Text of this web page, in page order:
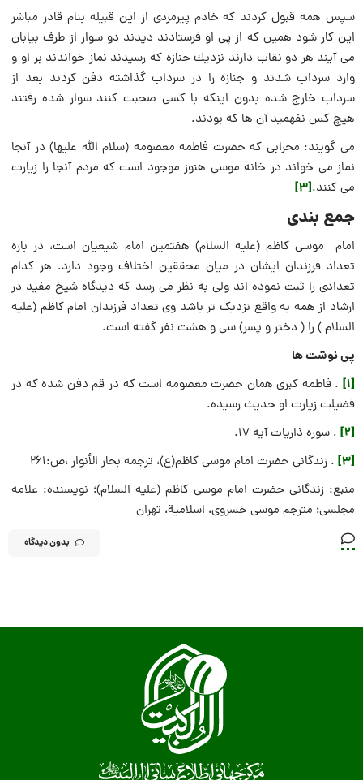
سپس همه قبول كردند كه خادم پیرمردى از این قبیله بنام قادر مباشر
این كار شود همین كه از پى او فرستادند دیدند دو سوار از طرف بیابان
مى‏ آیند هر دو نقاب دارند نزدیك جنازه كه رسیدند نماز خواندند بر او و
وارد سرداب شدند و جنازه را در سرداب گذاشته دفن كردند بعد از
سرداب خارج شده بدون اینكه با كسى صحبت كنند سوار شده رفتند
هیچ كس نفهمید آن ها كه بودند.
می گویند: محرابى كه حضرت فاطمه معصومه (سلام الله علیها) در آنجا
نماز می خواند در خانه موسى هنوز موجود است كه مردم آنجا را زیارت
می كنند.[3]
جمع بندی
امام موسی کاظم (علیه السلام) هفتمین امام شیعیان است، در باره
تعداد فرزندان ایشان در میان محققین اختلاف وجود دارد. هر کدام
تعدادی را ثبت نموده اند ولی به نظر می رسد که دیدگاه شیخ مفید در
ارشاد از همه به واقع نزدیک تر باشد وی تعداد فرزندان امام کاظم (علیه
السلام ) را ( دختر و پسر) سی و هشت نفر گفته است.
پی نوشت ها
[1]
. فاطمه كبرى همان حضرت معصومه است كه در قم دفن شده كه در
فضیلت زیارت او حدیث رسیده.
[2] . سوره ذاریات آیه 17.
[3]
. زندگانى حضرت امام موسى كاظم(ع)، ترجمه بحار الأنوار ،ص:261
منبع: زندگانى حضرت امام موسى كاظم (علیه السلام)؛ نویسنده: علامه
مجلسى؛ مترجم موسى خسروى‏، اسلامیة، تهران‏
بدون دیدگاه